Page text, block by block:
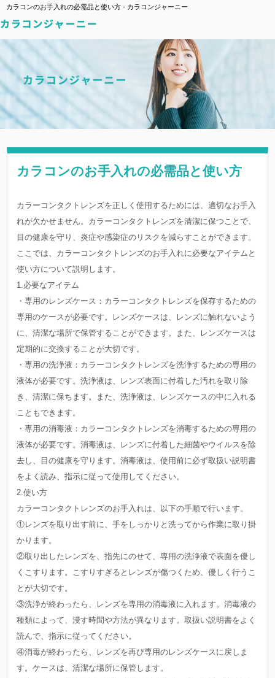
カラコンのお手入れの必需品と使い方 - カラコンジャーニー
カラコンのお手入れの必需品と使い方
カラーコンタクトレンズを正しく使用するためには、適切なお手入
れが欠かせません。カラーコンタクトレンズを清潔に保つことで、
目の健康を守り、炎症や感染症のリスクを減らすことができます。
ここでは、カラーコンタクトレンズのお手入れに必要なアイテムと
使い方について説明します。
1.必要なアイテム
・専用のレンズケース：カラーコンタクトレンズを保存するための
専用のケースが必要です。レンズケースは、レンズに触れないよう
に、清潔な場所で保管することができます。また、レンズケースは
定期的に交換することが大切です。
・専用の洗浄液：カラーコンタクトレンズを洗浄するための専用の
液体が必要です。洗浄液は、レンズ表面に付着した汚れを取り除
き、清潔に保ちます。また、洗浄液は、レンズケースの中に入れる
こともできます。
・専用の消毒液：カラーコンタクトレンズを消毒するための専用の
液体が必要です。消毒液は、レンズに付着した細菌やウイルスを除
去し、目の健康を守ります。消毒液は、使用前に必ず取扱い説明書
をよく読み、指示に従って使用してください。
2.使い方
カラーコンタクトレンズのお手入れは、以下の手順で行います。
①レンズを取り出す前に、手をしっかりと洗ってから作業に取り掛
かります。
②取り出したレンズを、指先にのせて、専用の洗浄液で表面を優し
くこすります。こすりすぎるとレンズが傷つくため、優しく行うこ
とが大切です。
③洗浄が終わったら、レンズを専用の消毒液に入れます。消毒液の
種類によって、浸す時間や方法が異なります。取扱い説明書をよく
読んで、指示に従ってください。
④消毒が終わったら、レンズを再び専用のレンズケースに戻しま
す。ケースは、清潔な場所に保管します。